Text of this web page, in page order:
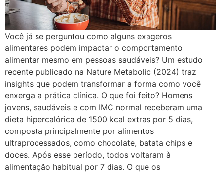
Você já se perguntou como alguns exageros
alimentares podem impactar o comportamento
alimentar mesmo em pessoas saudáveis? Um estudo
recente publicado na Nature Metabolic (2024) traz
insights que podem transformar a forma como você
enxerga a prática clínica. O que foi feito? Homens
jovens, saudáveis e com IMC normal receberam uma
dieta hipercalórica de 1500 kcal extras por 5 dias,
composta principalmente por alimentos
ultraprocessados, como chocolate, batata chips e
doces. Após esse período, todos voltaram à
alimentação habitual por 7 dias. O que os